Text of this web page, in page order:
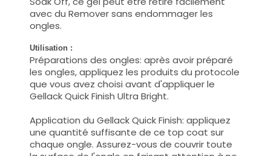
avec du Remover sans endommager les
ongles.
Utilisation :
Préparations des ongles: après avoir préparé
les ongles, appliquez les produits du protocole
que vous avez choisi avant d'appliquer le
Gellack Quick Finish Ultra Bright.
Application du Gellack Quick Finish: appliquez
une quantité suffisante de ce top coat sur
chaque ongle. Assurez-vous de couvrir toute